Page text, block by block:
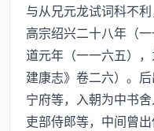
与从兄元龙试词科不
高宗绍兴二十八年（
道元年（一一六五）
建康志》卷二六）。
宁府等，入朝为中书
吏部侍郎等，中间曾